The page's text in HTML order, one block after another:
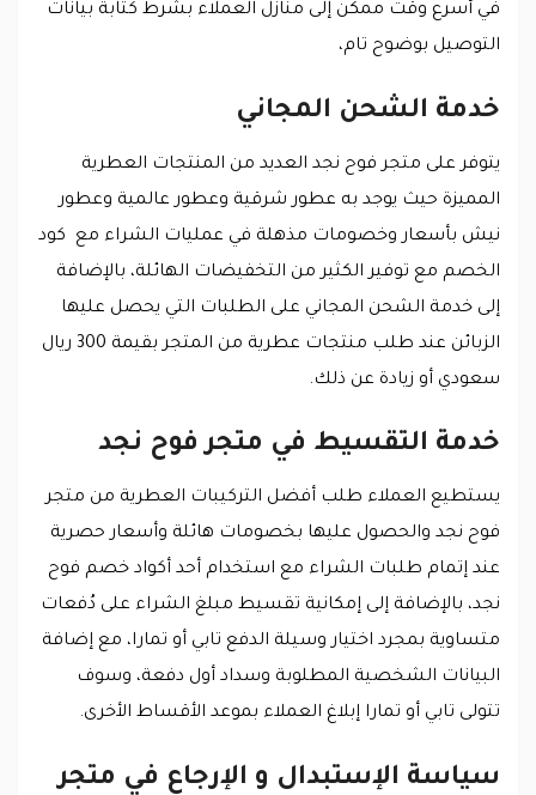
في أسرع وقت ممكن إلى منازل العملاء بشرط كتابة بيانات
التوصيل بوضوح تام،
خدمة الشحن المجاني
يتوفر على متجر فوح نجد العديد من المنتجات العطرية
المميزة حيث يوجد به عطور شرقية وعطور عالمية وعطور
نيش بأسعار وخصومات مذهلة في عمليات الشراء مع كود
الخصم مع توفير الكثير من التخفيضات الهائلة، بالإضافة
إلى خدمة الشحن المجاني على الطلبات التي يحصل عليها
الزبائن عند طلب منتجات عطرية من المتجر بقيمة 300 ريال
سعودي أو زيادة عن ذلك.
خدمة التقسيط في متجر فوح نجد
يستطيع العملاء طلب أفضل التركيبات العطرية من متجر
فوح نجد والحصول عليها بخصومات هائلة وأسعار حصرية
عند إتمام طلبات الشراء مع استخدام أحد أكواد خصم فوح
نجد، بالإضافة إلى إمكانية تقسيط مبلغ الشراء على دُفعات
متساوية بمجرد اختيار وسيلة الدفع تابي أو تمارا، مع إضافة
البيانات الشخصية المطلوبة وسداد أول دفعة، وسوف
تتولى تابي أو تمارا إبلاغ العملاء بموعد الأقساط الأخرى.
سياسة الإستبدال و الإرجاع في متجر